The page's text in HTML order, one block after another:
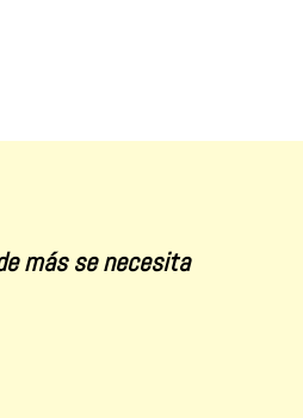
más se necesita